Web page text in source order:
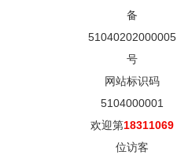
备
51040202000005
号
网站标识码
5104000001
欢迎第18311069
位访客